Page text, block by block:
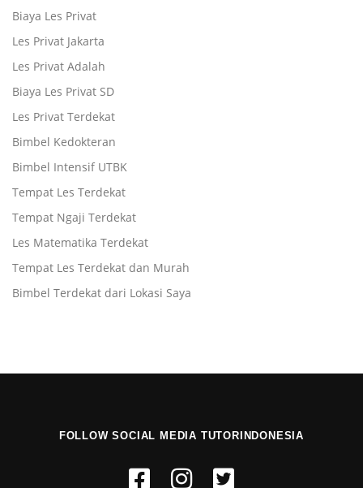
Biaya Les Privat
Les Privat Jakarta
Les Privat Adalah
Biaya Les Privat SD
Les Privat Terdekat
Bimbel Kedokteran
Bimbel Intensif UTBK
Tempat Les Terdekat
Tempat Ngaji Terdekat
Les Matematika Terdekat
Tempat Les Terdekat dan Murah
Bimbel Terdekat dari Lokasi Saya
FOLLOW SOCIAL MEDIA TUTORINDONESIA